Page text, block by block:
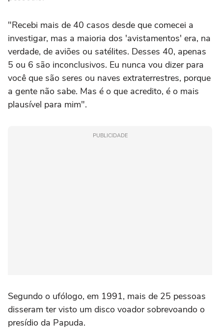
"Recebi mais de 40 casos desde que comecei a
investigar, mas a maioria dos 'avistamentos' era, na
verdade, de aviões ou satélites. Desses 40, apenas
5 ou 6 são inconclusivos. Eu nunca vou dizer para
você que são seres ou naves extraterrestres, porque
a gente não sabe. Mas é o que acredito, é o mais
plausível para mim".
PUBLICIDADE
Segundo o ufólogo, em 1991, mais de 25 pessoas
disseram ter visto um disco voador sobrevoando o
presídio da Papuda.